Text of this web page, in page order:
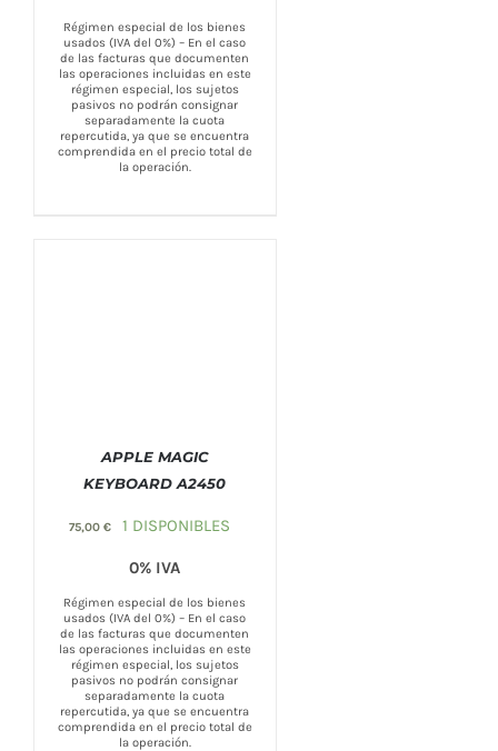
Régimen especial de los bienes
usados (IVA del 0%) – En el caso
de las facturas que documenten
las operaciones incluidas en este
régimen especial, los sujetos
pasivos no podrán consignar
separadamente la cuota
repercutida, ya que se encuentra
comprendida en el precio total de
la operación.
APPLE MAGIC
KEYBOARD A2450
75,00 € 1 DISPONIBLES
0% IVA
Régimen especial de los bienes
usados (IVA del 0%) – En el caso
de las facturas que documenten
las operaciones incluidas en este
régimen especial, los sujetos
pasivos no podrán consignar
separadamente la cuota
repercutida, ya que se encuentra
comprendida en el precio total de
la operación.